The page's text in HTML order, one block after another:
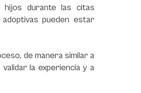
durante las citas
pueden estar
de manera similar a
la experiencia y a